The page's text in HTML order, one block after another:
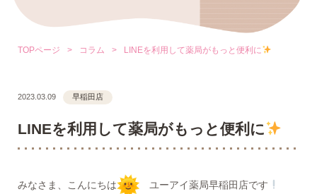
TOPページ > コラム > LINEを利用して薬局がもっと便利に
2023.03.09 早稲田店
LINEを利用して薬局がもっと便利に
みなさま、こんにちは ユーアイ薬局早稲田店です